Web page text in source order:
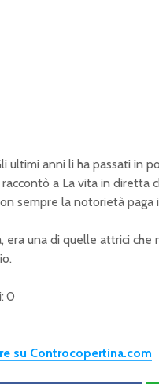
ultimi anni li ha passati in
a La vita in diretta
sempre la notorietà
era una di quelle attrici
0
su Controcopertina.com